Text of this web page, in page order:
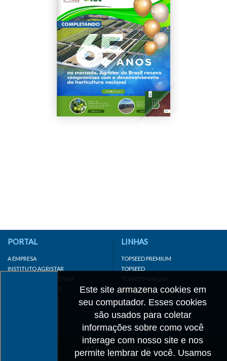
Este site armazena cookies em
seu computador. Esses cookies
são usados para coletar
informações sobre como você
interage com nosso site e nos
permite lembrar de você. Usamos
PORTAL
A EMPRESA
INSTITUTO AGRISTAR
DISTRIBUIDOR/REVENDA
LINKS IMPORTANTES
LINHAS
TOPSEED PREMIUM
TOPSEED
TOPSEED GARDEN
SUPERSEED
ATENDIMENTO